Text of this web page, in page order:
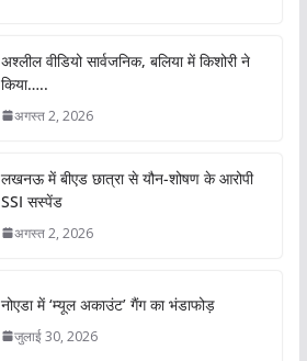
अश्लील वीडियो सार्वजनिक, बलिया में किशोरी ने
किया…..
अगस्त 2, 2026
लखनऊ में बीएड छात्रा से यौन-शोषण के आरोपी
SSI सस्पेंड
अगस्त 2, 2026
नोएडा में ‘म्यूल अकाउंट’ गैंग का भंडाफोड़
जुलाई 30, 2026